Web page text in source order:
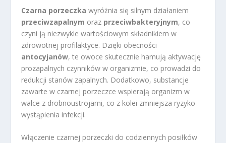
Czarna porzeczka wyróżnia się silnym działaniem
przeciwzapalnym oraz przeciwbakteryjnym, co
czyni ją niezwykle wartościowym składnikiem w
zdrowotnej profilaktyce. Dzięki obecności
antocyjanów, te owoce skutecznie hamują aktywację
prozapalnych czynników w organizmie, co prowadzi do
redukcji stanów zapalnych. Dodatkowo, substancje
zawarte w czarnej porzeczce wspierają organizm w
walce z drobnoustrojami, co z kolei zmniejsza ryzyko
wystąpienia infekcji.
Włączenie czarnej porzeczki do codziennych posiłków